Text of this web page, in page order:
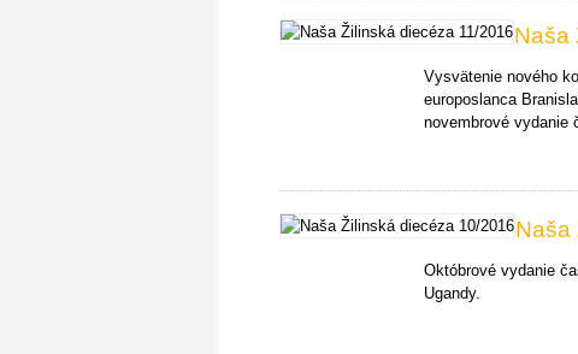
Naša
Vysvätenie nového
europoslanca
novembrové vydanie
Naša
Októbrové vydanie
Ugandy.